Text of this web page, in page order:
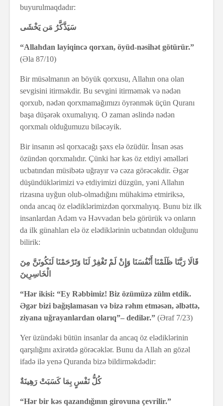
buyurulmaqdadır:
سَيَذَّكَّرُ مَن يَخْشَى
“Allahdan layiqincə qorxan, öyüd-nəsihət götürür.”
(Əla 87/10)
Bir müsəlmanın ən böyük qorxusu, Allahın ona olan
sevgisini itirməkdir. Bu sevgini itirməmək və nədən
qorxub, nədən qorxmamağımızı öyrənmək üçün Quranı
başa düşərək oxumalıyıq. O zaman əslində nədən
qorxmalı olduğumuzu biləcəyik.
Bir insanın əsl qorxacağı şəxs elə özüdür. İnsan əsas
özündən qorxmalıdır. Çünki hər kəs öz etdiyi əməlləri
ucbatından müsibətə uğrayır və cəza görəcəkdir. Əgər
düşündüklərimizi və etdiyimizi düzgün, yəni Allahın
rizasına uyğun olub-olmadığını mühakimə etmiriksə,
onda ancaq öz elədiklərimizdən qorxmalıyıq. Bunu biz ilk
insanlardan Adəm və Həvvadan belə görürük və onların
da ilk günahları elə öz elədiklərinin ucbatından olduğunu
bilirik:
قَالَا رَبَّنَا ظَلَمْنَا أَنْفُسَنَا وَإِنْ لَمْ تَغْفِرْ لَنَا وَتَرْحَمْنَا لَنَكُونَنَّ مِنَ
الْخَاسِرِينَ
“Hər ikisi: “Ey Rəbbimiz! Biz özümüzə zülm etdik.
Əgər bizi bağışlamasan və bizə rəhm etməsən, əlbəttə,
ziyana uğrayanlardan olarıq”– dedilər.” (Əraf 7/23)
Yer üzündəki bütün insanlar da ancaq öz elədiklərinin
qarşılığını axirətdə görəcəklər. Bunu da Allah ən gözəl
ifadə ilə yenə Quranda bizə bildirməkdədir:
كُلُّ نَفْسٍ بِمَا كَسَبَتْ رَهِينَةٌ
“Hər bir kəs qazandığının girovuna çevrilir.”